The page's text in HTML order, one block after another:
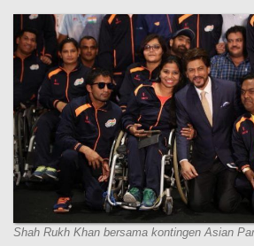
LIGA PRANCIS
LIGA EUROPA
Shah Rukh Khan bersama kontingen Asian